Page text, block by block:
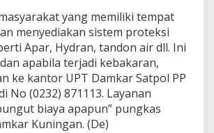
yang memiliki tempat
menyediakan sistem proteksi
Apar, Hydran, tandon air dll. Ini
apabila terjadi kebakaran,
ke kantor UPT Damkar Satpol PP
No (0232) 871113. Layanan
biaya apapun” pungkas
Kuningan. (De)